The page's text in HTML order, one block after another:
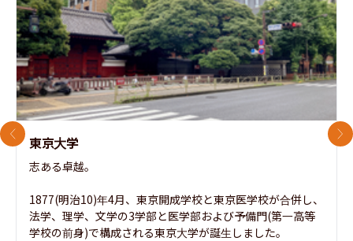
東京大学
志ある卓越。
1877(明治10)年4月、東京開成学校と東京医学校が合併し、
法学、理学、文学の3学部と医学部および予備門(第一高等
学校の前身)で構成される東京大学が誕生しました。
前のスライド 次